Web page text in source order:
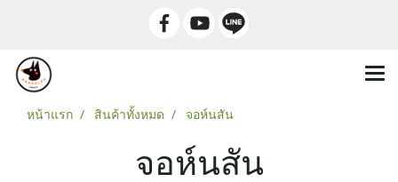
หน้าแรก สินค้าทั้งหมด จอห์นสัน
จอห์นสัน